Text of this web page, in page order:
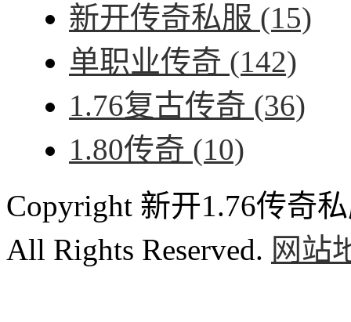
新开传奇私服 (15)
单职业传奇 (142)
1.76复古传奇 (36)
1.80传奇 (10)
Copyright 新开1.76传奇
All Rights Reserved. 网站